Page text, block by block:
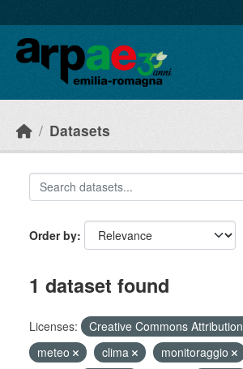
Datasets
Order by
1 dataset found
Licenses: Creative Commons Attribution
meteo
clima monitoraggio